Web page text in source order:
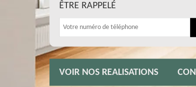
ÊTRE RAPPELÉ
VOIR NOS REALISATIONS